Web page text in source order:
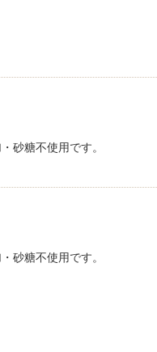
砂糖不使用です。
砂糖不使用です。